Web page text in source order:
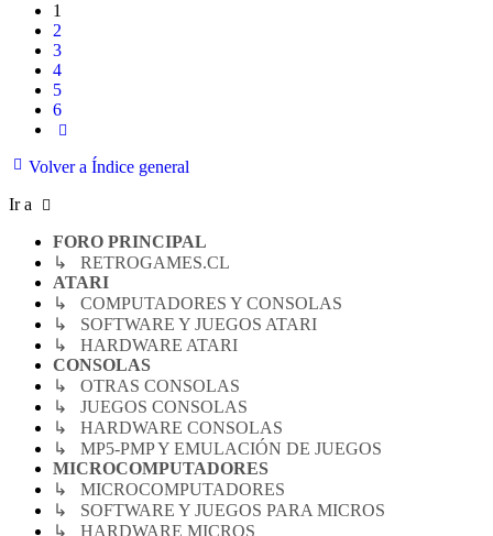
1
2
3
4
5
6
Volver a Índice general
Ir a
FORO PRINCIPAL
↳ RETROGAMES.CL
ATARI
↳ COMPUTADORES Y CONSOLAS
↳ SOFTWARE Y JUEGOS ATARI
↳ HARDWARE ATARI
CONSOLAS
↳ OTRAS CONSOLAS
↳ JUEGOS CONSOLAS
↳ HARDWARE CONSOLAS
↳ MP5-PMP Y EMULACIÓN DE JUEGOS
MICROCOMPUTADORES
↳ MICROCOMPUTADORES
↳ SOFTWARE Y JUEGOS PARA MICROS
↳ HARDWARE MICROS